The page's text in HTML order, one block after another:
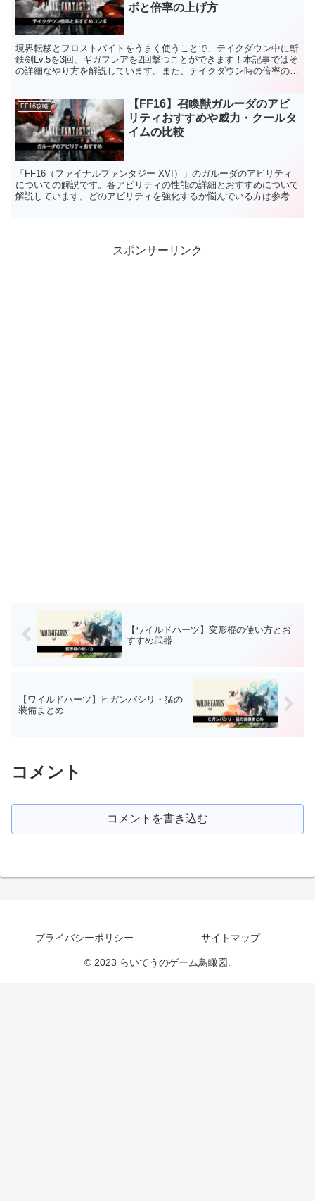
ボと倍率の上げ方
境界転移とフロストバイトをうまく使うことで、テイクダウン中に斬
鉄剣Lv.5を3回、ギガフレアを2回撃つことができます！本記事ではそ
の詳細なやり方を解説しています。また、テイクダウン時の倍率の上
FF16攻略
【FF16】召喚獣ガルーダのアビ
リティおすすめや威力・クールタ
イムの比較
「FF16（ファイナルファンタジー XVI）」のガルーダのアビリティ
についての解説です。各アビリティの性能の詳細とおすすめについて
解説しています。どのアビリティを強化するか悩んでいる方は参考に
スポンサーリンク
【ワイルドハーツ】変形棍の使い方とお
すすめ武器
【ワイルドハーツ】ヒガンバシリ・猛の
装備まとめ
コメント
コメントを書き込む
プライバシーポリシー サイトマップ
© 2023 らいてうのゲーム鳥瞰図.